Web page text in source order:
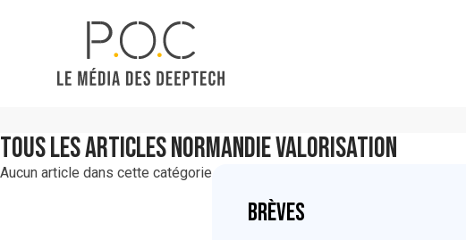
Tous les articlesNormandie Valorisation
Aucun article dans cette catégorie
Brèves